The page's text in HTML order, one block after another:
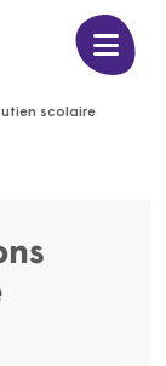
scolaire